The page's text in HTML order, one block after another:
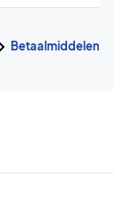
Betaalmiddelen